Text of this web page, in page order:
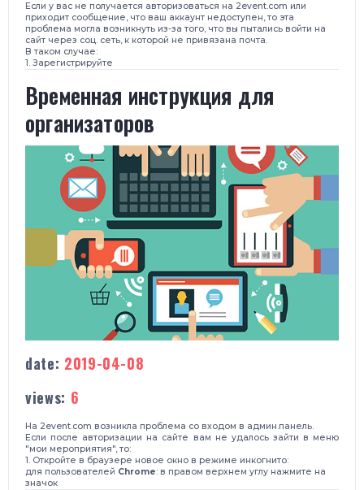
Если у вас не получается авторизоваться на 2event.com или
приходит сообщение, что ваш аккаунт недоступен, то эта
проблема могла возникнуть из-за того, что вы пытались войти на
сайт через соц. сеть, к которой не привязана почта.
В таком случае:
1. Зарегистрируйте
​Временная инструкция для
организаторов
date: 2019-04-08
views: 6
На 2event.com возникла проблема со входом в админ.панель.
Если после авторизации на сайте вам не удалось зайти в меню
"мои мероприятия", то:
1. Откройте в браузере новое окно в режиме инкогнито:
для пользователей Chrome: в правом верхнем углу нажмите на
значок